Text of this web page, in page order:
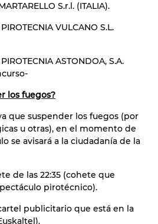
S.r.l. (ITALIA).
PIROTECNIA VULCANO S.L.
PIROTECNIA ASTONDOA, S.A.
los fuegos?
que suspender los fuegos (por
u otras), en el momento de
se avisará a la ciudadanía de la
de las 22:35 (cohete que
pirotécnico).
publicitario que está en la